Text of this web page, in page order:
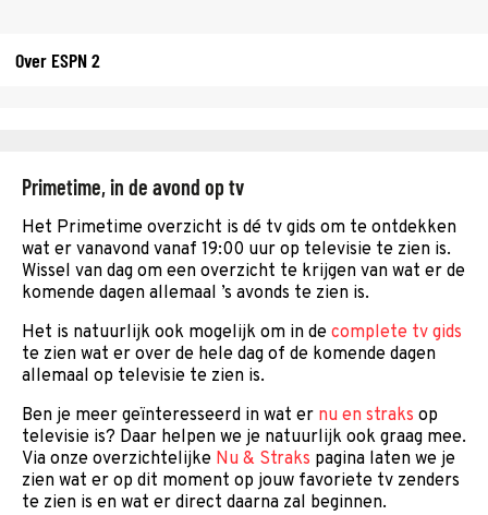
Over ESPN 2
Primetime, in de avond op tv
Het Primetime overzicht is dé tv gids om te ontdekken
wat er vanavond vanaf 19:00 uur op televisie te zien is.
Wissel van dag om een overzicht te krijgen van wat er de
komende dagen allemaal ’s avonds te zien is.
Het is natuurlijk ook mogelijk om in de complete tv gids
te zien wat er over de hele dag of de komende dagen
allemaal op televisie te zien is.
Ben je meer geïnteresseerd in wat er nu en straks op
televisie is? Daar helpen we je natuurlijk ook graag mee.
Via onze overzichtelijke Nu & Straks pagina laten we je
zien wat er op dit moment op jouw favoriete tv zenders
te zien is en wat er direct daarna zal beginnen.